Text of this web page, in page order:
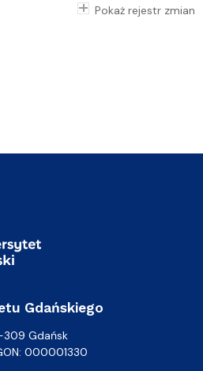
Pokaż rejestr zmian
Gdańskiego
309 Gdańsk
000001330